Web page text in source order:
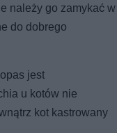
należy go zamykać w
do dobrego
jest
u kotów nie
kot kastrowany